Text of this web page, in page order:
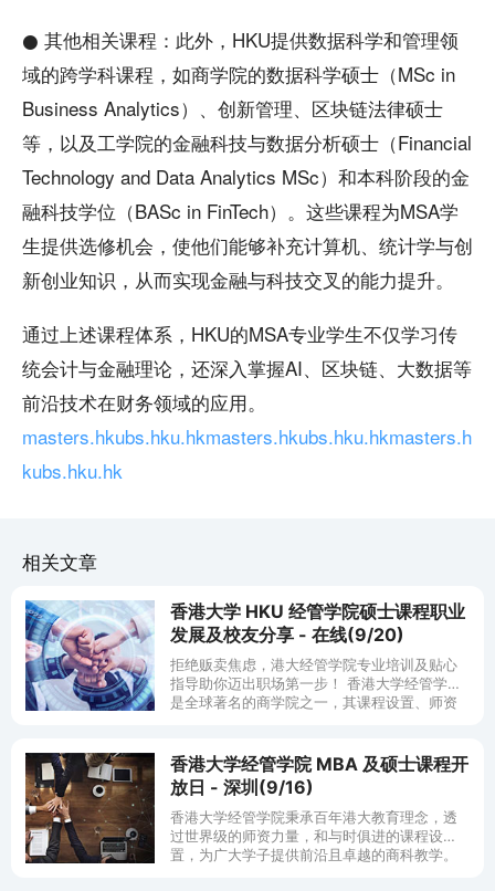
● 其他相关课程：此外，HKU提供数据科学和管理领
域的跨学科课程，如商学院的数据科学硕士（MSc in
Business Analytics）、创新管理、区块链法律硕士
等，以及工学院的金融科技与数据分析硕士（Financial
Technology and Data Analytics MSc）和本科阶段的金
融科技学位（BASc in FinTech）。这些课程为MSA学
生提供选修机会，使他们能够补充计算机、统计学与创
新创业知识，从而实现金融与科技交叉的能力提升。
通过上述课程体系，HKU的MSA专业学生不仅学习传
统会计与金融理论，还深入掌握AI、区块链、大数据等
前沿技术在财务领域的应用。
masters.hkubs.hku.hkmasters.hkubs.hku.hkmasters.h
kubs.hku.hk
相关文章
香港大学 HKU 经管学院硕士课程职业
发展及校友分享 - 在线(9/20)
拒绝贩卖焦虑，港大经管学院专业培训及贴心
指导助你迈出职场第一步！ 香港大学经管学院
是全球著名的商学院之一，其课程设置、师资
香港大学经管学院 MBA 及硕士课程开
放日 - 深圳(9/16)
香港大学经管学院秉承百年港大教育理念，透
过世界级的师资力量，和与时俱进的课程设
置，为广大学子提供前沿且卓越的商科教学。